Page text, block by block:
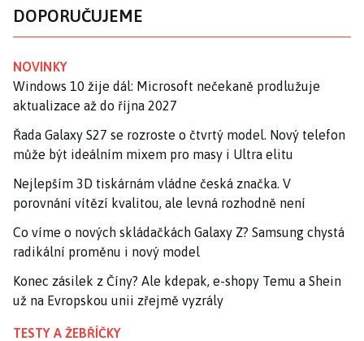
DOPORUČUJEME
NOVINKY
Windows 10 žije dál: Microsoft nečekaně prodlužuje
aktualizace až do října 2027
Řada Galaxy S27 se rozroste o čtvrtý model. Nový telefon
může být ideálním mixem pro masy i Ultra elitu
Nejlepším 3D tiskárnám vládne česká značka. V
porovnání vítězí kvalitou, ale levná rozhodně není
Co víme o nových skládačkách Galaxy Z? Samsung chystá
radikální proměnu i nový model
Konec zásilek z Číny? Ale kdepak, e-shopy Temu a Shein
už na Evropskou unii zřejmě vyzrály
TESTY A ŽEBŘÍČKY